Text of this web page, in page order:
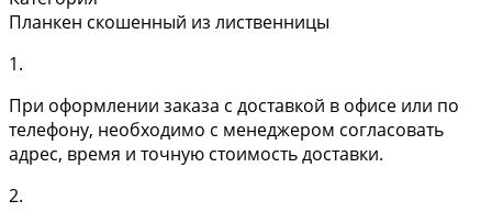
Планкен скошенный из лиственницы
1.
При оформлении заказа с доставкой в офисе или по
телефону, необходимо с менеджером согласовать
адрес, время и точную стоимость доставки.
2.